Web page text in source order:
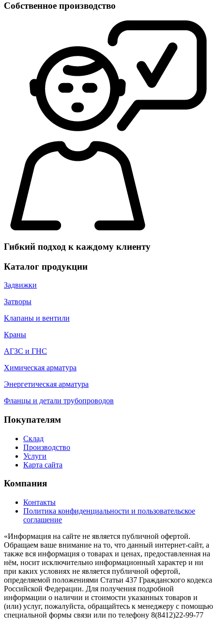
Собственное производство
Гибкий подход к каждому клиенту
Каталог продукции
Задвижки
Затворы
Клапаны и вентили
Краны
АГЗС и ГНС
Химическая арматура
Энергетическая арматура
Фланцы и детали трубопроводов
Покупателям
Склад
Производство
Услуги
Карта сайта
Компания
Контакты
Политика конфиденциальности и пользовательское
соглашение
«Информация на сайте не является публичной офертой.
Обращаем ваше внимание на то, что данный интернет-сайт, а
также вся информация о товарах и ценах, предоставленная на
нём, носит исключительно информационный характер и ни
при каких условиях не является публичной офертой,
определяемой положениями Статьи 437 Гражданского кодекса
Российской Федерации. Для получения подробной
информации о наличии и стоимости указанных товаров и
(или) услуг, пожалуйста, обращайтесь к менеджеру с помощью
специальной формы связи или по телефону 8(8412)22-99-77